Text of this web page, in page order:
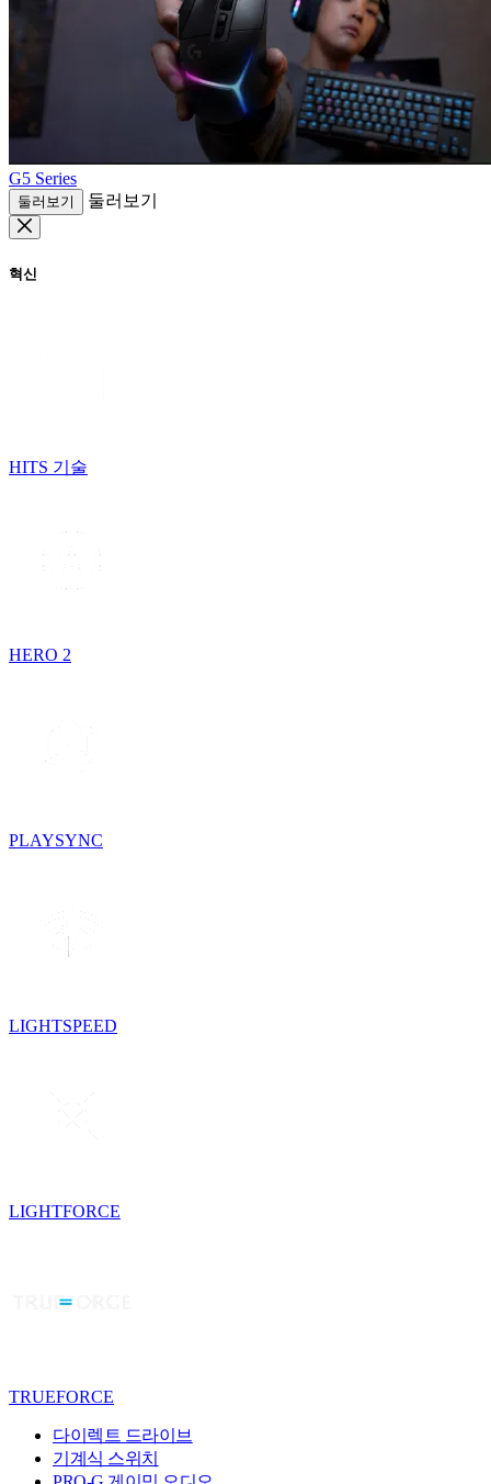
G5 Series
둘러보기 둘러보기
혁신
HITS 기술
HERO 2
PLAYSYNC
LIGHTSPEED
LIGHTFORCE
TRUEFORCE
다이렉트 드라이브
기계식 스위치